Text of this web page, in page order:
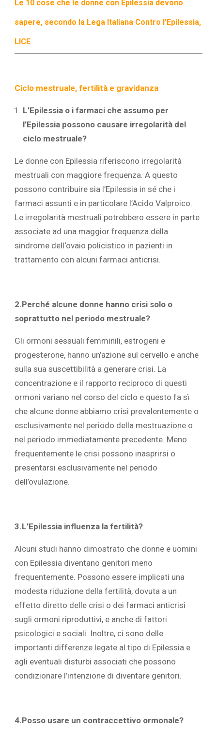
Le 10 cose che le donne con Epilessia devono
sapere, secondo la Lega Italiana Contro l’Epilessia,
LICE
Ciclo mestruale, fertilità e gravidanza
L’Epilessia o i farmaci che assumo per
l’Epilessia possono causare irregolarità del
ciclo mestruale?
Le donne con Epilessia riferiscono irregolarità
mestruali con maggiore frequenza. A questo
possono contribuire sia l’Epilessia in sé che i
farmaci assunti e in particolare l’Acido Valproico.
Le irregolarità mestruali potrebbero essere in parte
associate ad una maggior frequenza della
sindrome dell‘ovaio policistico in pazienti in
trattamento con alcuni farmaci anticrisi.
2.Perché alcune donne hanno crisi solo o
soprattutto nel periodo mestruale?
Gli ormoni sessuali femminili, estrogeni e
progesterone, hanno un’azione sul cervello e anche
sulla sua suscettibilità a generare crisi. La
concentrazione e il rapporto reciproco di questi
ormoni variano nel corso del ciclo e questo fa sì
che alcune donne abbiamo crisi prevalentemente o
esclusivamente nel periodo della mestruazione o
nel periodo immediatamente precedente. Meno
frequentemente le crisi possono inasprirsi o
presentarsi esclusivamente nel periodo
dell’ovulazione.
3.L’Epilessia influenza la fertilità?
Alcuni studi hanno dimostrato che donne e uomini
con Epilessia diventano genitori meno
frequentemente. Possono essere implicati una
modesta riduzione della fertilità, dovuta a un
effetto diretto delle crisi o dei farmaci anticrisi
sugli ormoni riproduttivi, e anche di fattori
psicologici e sociali. Inoltre, ci sono delle
importanti differenze legate al tipo di Epilessia e
agli eventuali disturbi associati che possono
condizionare l’intenzione di diventare genitori.
4.Posso usare un contraccettivo ormonale?